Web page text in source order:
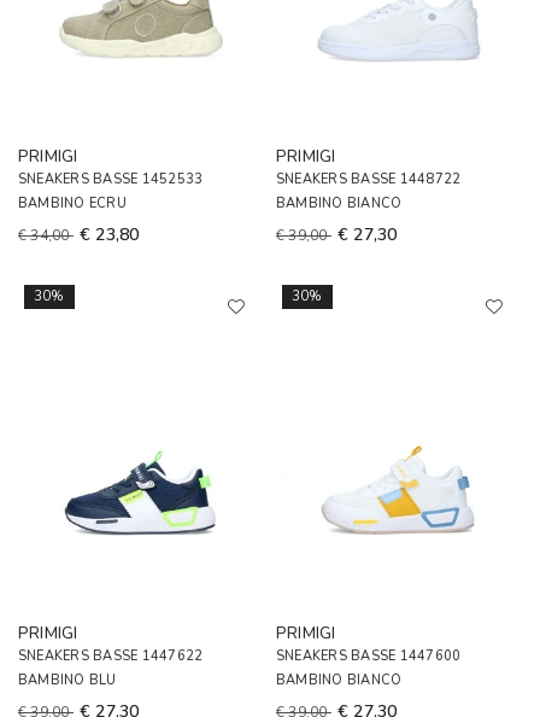
PRIMIGI
SNEAKERS BASSE 1452533
BAMBINO ECRU
€ 34,00 € 23,80
PRIMIGI
SNEAKERS BASSE 1448722
BAMBINO BIANCO
€ 39,00 € 27,30
30%
PRIMIGI
SNEAKERS BASSE 1447622
BAMBINO BLU
€ 39,00 € 27,30
30%
PRIMIGI
SNEAKERS BASSE 1447600
BAMBINO BIANCO
€ 39,00 € 27,30